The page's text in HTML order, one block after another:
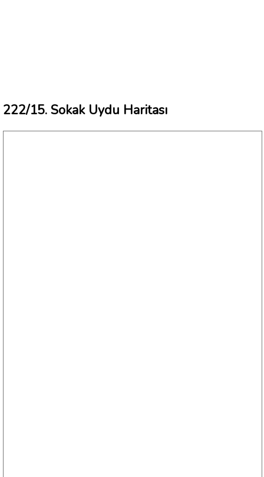
222/15. Sokak Uydu Haritası